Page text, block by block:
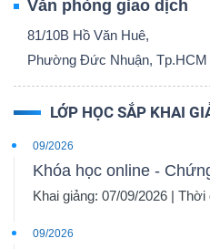
Văn phòng giao dịch
81/10B Hồ Văn Huê,
Phường Đức Nhuận, Tp.HCM
LỚP HỌC SẮP KHAI
09/2026
Khóa học online -
Khai giảng: 07/09/2026 | Thời
09/2026